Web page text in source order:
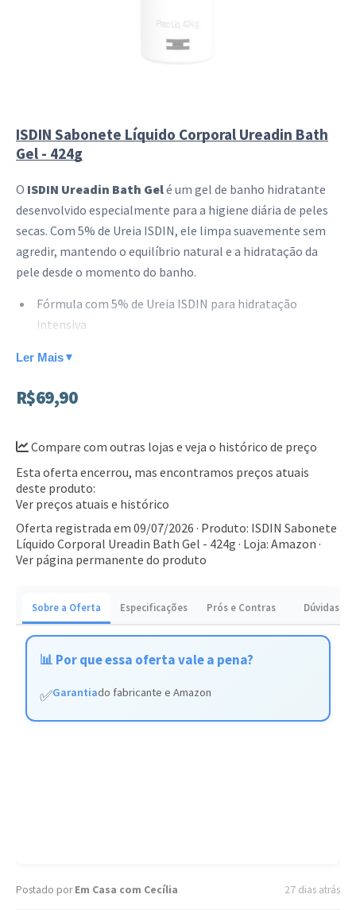
ISDIN Sabonete Líquido Corporal Ureadin Bath
Gel - 424g
O ISDIN Ureadin Bath Gelé um gel de banho hidratante
desenvolvido especialmente para a higiene diária de peles
secas. Com 5% de Ureia ISDIN, ele limpa suavemente sem
agredir, mantendo o equilíbrio natural e a hidratação da
pele desde o momento do banho.
Fórmula com 5% de Ureia ISDIN para hidratação
intensiva
Higiene sem sabão que respeita a barreira cutânea
confortável
no uso
Este produto é ideal para quem sofre com ressecamento e
busca manter a pele saudável e macia. Adquira o seu e sinta
a diferença na hidratação diária.
Ler Mais ▼
R$69,90
Compare com outras lojas e veja o histórico de preço
Esta oferta encerrou, mas encontramos preços atuais
deste produto:
Ver preços atuais e histórico
Oferta registrada em 09/07/2026 · Produto: ISDIN Sabonete
Líquido Corporal Ureadin Bath Gel - 424g · Loja: Amazon ·
Ver página permanente do produto
Sobre a Oferta Especificações Prós e Contras Dúvidas
📊 Por que essa oferta vale a pena?
✅Garantiado fabricante e Amazon
Postado porEm Casa com Cecília 27 dias atrás